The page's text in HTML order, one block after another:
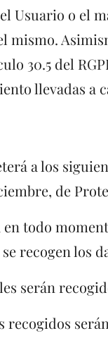
o el
30.5 del
llevadas a
a los
de
todo
recogen los
serán